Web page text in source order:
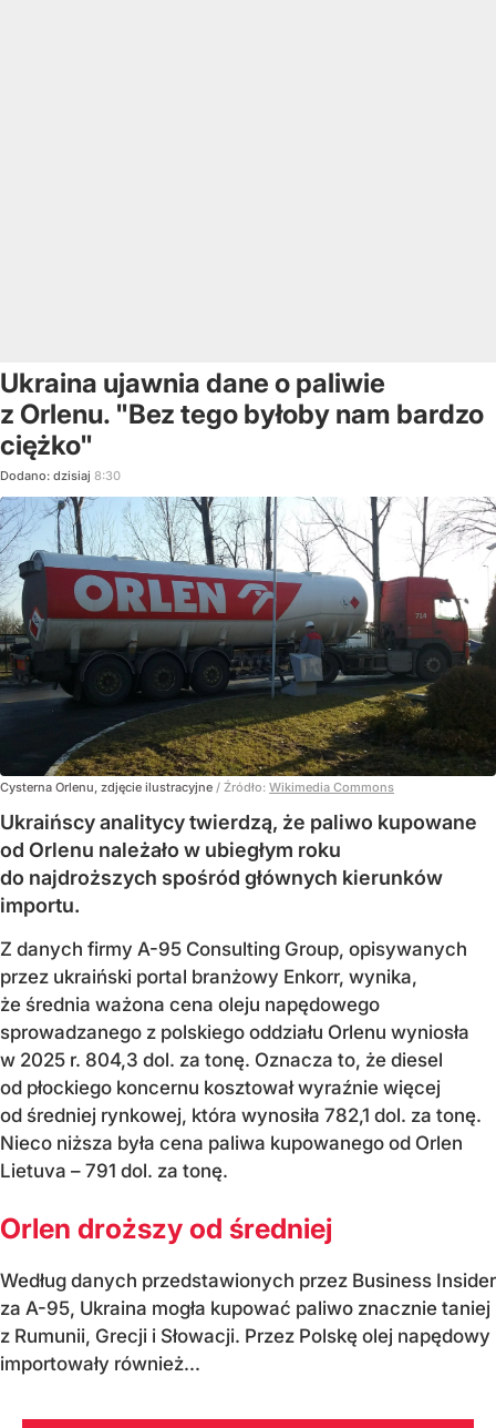
Ukraina ujawnia dane o paliwie
z Orlenu. "Bez tego byłoby nam bardzo
ciężko"
Dodano: dzisiaj 8:30
Cysterna Orlenu, zdjęcie ilustracyjne / Źródło: Wikimedia Commons
Ukraińscy analitycy twierdzą, że paliwo kupowane
od Orlenu należało w ubiegłym roku
do najdroższych spośród głównych kierunków
importu.
Z danych firmy A-95 Consulting Group, opisywanych
przez ukraiński portal branżowy Enkorr, wynika,
że średnia ważona cena oleju napędowego
sprowadzanego z polskiego oddziału Orlenu wyniosła
w 2025 r. 804,3 dol. za tonę. Oznacza to, że diesel
od płockiego koncernu kosztował wyraźnie więcej
od średniej rynkowej, która wynosiła 782,1 dol. za tonę.
Nieco niższa była cena paliwa kupowanego od Orlen
Lietuva – 791 dol. za tonę.
Orlen droższy od średniej
Według danych przedstawionych przez Business Insider
za A-95, Ukraina mogła kupować paliwo znacznie taniej
z Rumunii, Grecji i Słowacji. Przez Polskę olej napędowy
importowały również...